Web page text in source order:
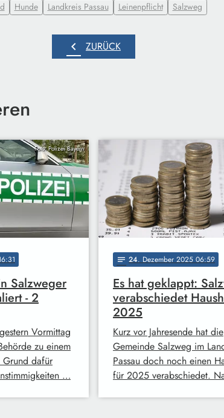
Hunde Landkreis Passau Leinenpflicht Salzweg
chevron_left ZURÜCK
Foto: Polizei Bayern
Salzweger
- 2
Vormittag
zu einem
Grund dafür
…
notes 24. Dezember 2025 06:59
Es hat geklappt:
verabschiedet
2025
Kurz vor Jahresende hat die
Gemeinde Salzweg im
Passau doch noch einen
für 2025 verabschiedet.